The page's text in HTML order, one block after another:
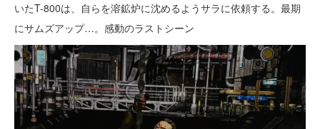
いたT-800は、自らを溶鉱炉に沈めるようサラに依頼する。最期
にサムズアップ…。感動のラストシーン